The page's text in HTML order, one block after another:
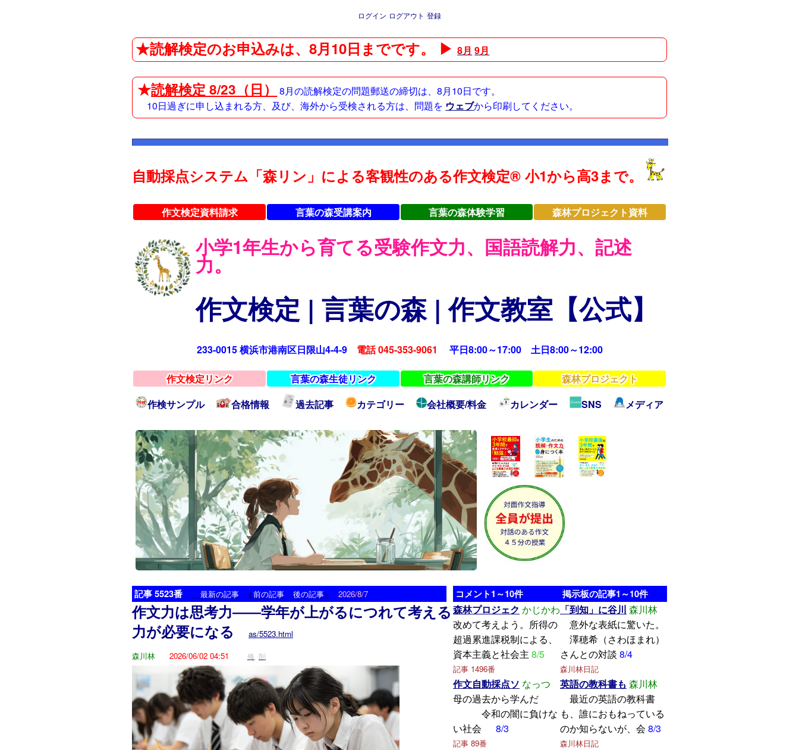
ログイン ログアウト 登録
★読解検定のお申込みは、8月10日までです。 ▶8月 9月
★読解検定 8/23（日）
8月の読解検定の問題郵送の締切は、8月10日です。
10日過ぎに申し込まれる方、及び、海外から受検される方は、問題を ウェブから印刷してください。
自動採点システム「森リン」による客観性のある作文検定® 小1から高3まで。
作文検定資料請求 言葉の森受講案内 言葉の森体験学習 森林プロジェクト資料
小学1年生から育てる受験作文力、国語読解力、記述
力。
作文検定 | 言葉の森 | 作文教室【公式】
233-0015 横浜市港南区日限山4-4-9 電話 045-353-9061 平日8:00～17:00 土日8:00～12:00
作文検定リンク 言葉の森生徒リンク 言葉の森講師リンク
森林プロジェクト
作検サンプル
合格情報 過去記事 カテゴリー 会社概要/料金 カレンダー SNS メディア
記事 5523番 最新の記事 <前の記事 後の記事> 2026/8/7
作文力は思考力――学年が上がるにつれて考える
力が必要になる
as/5523.html
森川林
2026/06/02 04:51 修 削
コメント1～10件
森林プロジェク かじかわ
改めて考えよう。所得の
超過累進課税制による、
資本主義と社会主 8/5
記事 1496番
作文自動採点ソ なっつ
母の過去から学んだ
令和の闇に負けな
い社会
8/3
記事 89番
掲示板の記事1～10件
「到知」に谷川 森川林
意外な表紙に驚いた。
澤穂希（さわほまれ）
さんとの対談 8/4
森川林日記
英語の教科書も 森川林
最近の英語の教科書
も、誰におもねっている
のか知らないが、会 8/3
森川林日記